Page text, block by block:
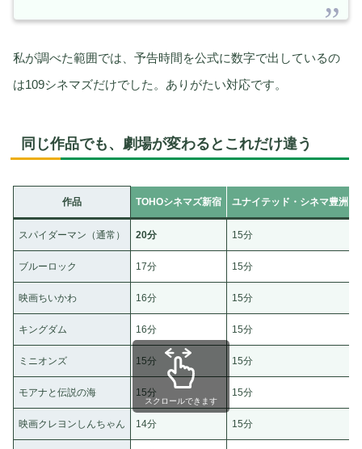
私が調べた範囲では、予告時間を公式に数字で出しているの
は109シネマズだけでした。ありがたい対応です。
同じ作品でも、劇場が変わるとこれだけ違う
作品 TOHOシネマズ新宿 ユナイテッド・シネマ豊洲
スパイダーマン（通常） 20分 15分
ブルーロック 17分 15分
映画ちいかわ 16分 15分
キングダム 16分 15分
ミニオンズ 15分 15分
モアナと伝説の海 15分 15分
映画クレヨンしんちゃん 14分 15分
スクロールできます